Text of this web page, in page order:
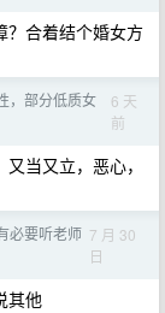
？合着结个婚女方
，部分低质女
6 天
前
当又立，恶心，
必要听老师 7 月 30
日
其他